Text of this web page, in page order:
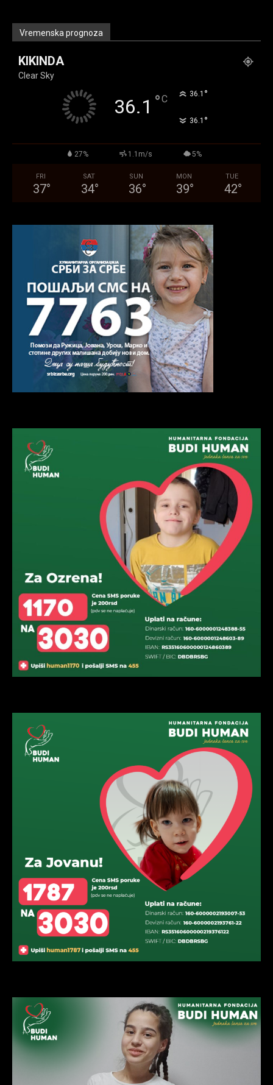
Vremenska prognoza
KIKINDA
Clear Sky
36.1 °C 36.1 °
36.1 °
27% 1.1m/s 5%
FRI
37°
SAT
34°
SUN
36°
MON
39°
TUE
42°